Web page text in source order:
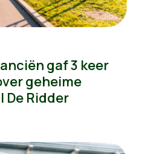
gaf 3 keer
geheime
De Ridder